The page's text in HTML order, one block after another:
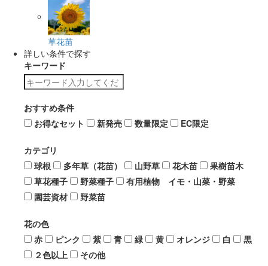
草花苗
詳しい条件で探す
キーワード
おすすめ条件
お得なセット
新発売 数量限定 EC限定
カテゴリ
球根
多年草（花苗） 山野草 花木苗
果樹苗木
草花種子
野菜種子
有用植物 イモ・山菜・野菜
園芸資材
野菜苗
花の色
赤
ピンク 紫 青 緑 黄 オレンジ 白
黒
２色以上
その他